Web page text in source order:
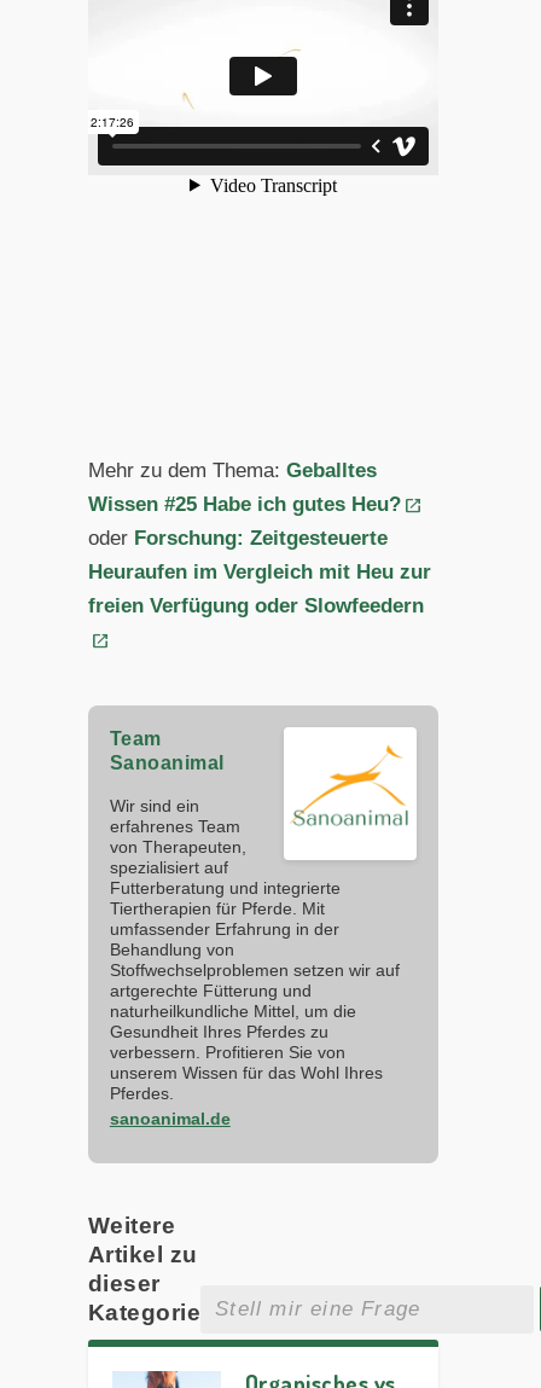
Mehr zu dem Thema: Geballtes
Wissen #25 Habe ich gutes Heu?
oder Forschung: Zeitgesteuerte
Heuraufen im Vergleich mit Heu zur
freien Verfügung oder Slowfeedern
Team
Sanoanimal
Wir sind ein
erfahrenes Team
von Therapeuten,
spezialisiert auf
Futterberatung und integrierte
Tiertherapien für Pferde. Mit
umfassender Erfahrung in der
Behandlung von
Stoffwechselproblemen setzen wir auf
artgerechte Fütterung und
naturheilkundliche Mittel, um die
Gesundheit Ihres Pferdes zu
verbessern. Profitieren Sie von
unserem Wissen für das Wohl Ihres
Pferdes.
sanoanimal.de
Weitere
Artikel zu
dieser
Kategorie